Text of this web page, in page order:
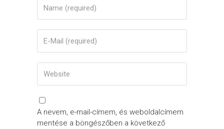
A nevem, e-mail-címem, és weboldalcímem
mentése a böngészőben a következő